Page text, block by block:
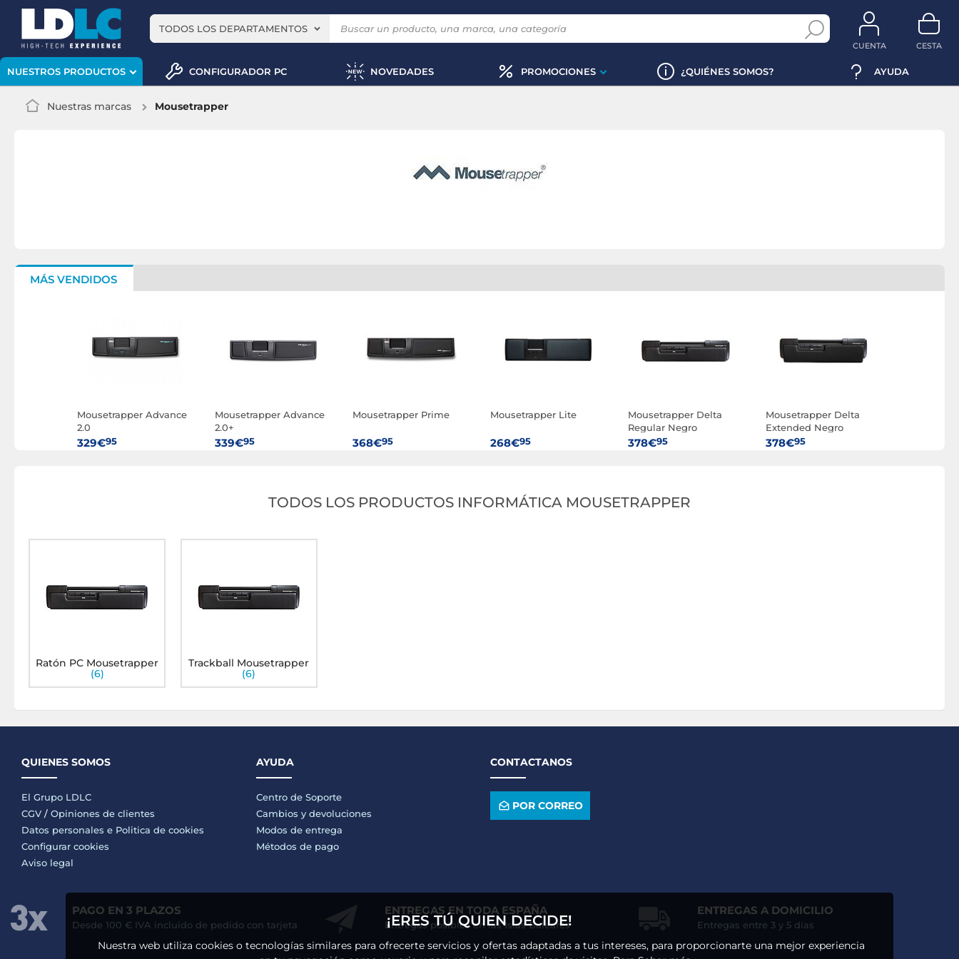
TODOS LOS DEPARTAMENTOS
CUENTA CESTA
NUESTROS PRODUCTOS CONFIGURADOR PC NOVEDADES PROMOCIONES ¿QUIÉNES SOMOS? AYUDA
Nuestras marcas Mousetrapper
MÁS VENDIDOS
Mousetrapper Advance
2.0
329€95
Mousetrapper Advance
2.0+
339€95
Mousetrapper Prime
368€95
Mousetrapper Lite
268€95
Mousetrapper Delta
Regular Negro
378€95
Mousetrapper Delta
Extended Negro
378€95
TODOS LOS PRODUCTOS INFORMÁTICA MOUSETRAPPER
Ratón PC Mousetrapper
(6)
Trackball Mousetrapper
(6)
QUIENES SOMOS
El Grupo LDLC
CGV / Opiniones de clientes
Datos personales e Politica de cookies
Configurar cookies
Aviso legal
AYUDA
Centro de Soporte
Cambios y devoluciones
Modos de entrega
Métodos de pago
CONTACTANOS
POR CORREO
PAGO EN 3 PLAZOS
Desde 100 € IVA incluido de pedido con tarjeta
ENTREGAS EN TODA ESPAÑA
Entregas posibles en las Islas Baleares
ENTREGAS A DOMICILIO
Entregas entre 3 y 5 días
¡ERES TÚ QUIEN DECIDE!
Nuestra web utiliza cookies o tecnologías similares para ofrecerte servicios y ofertas adaptadas a tus intereses, para proporcionarte una mejor experiencia